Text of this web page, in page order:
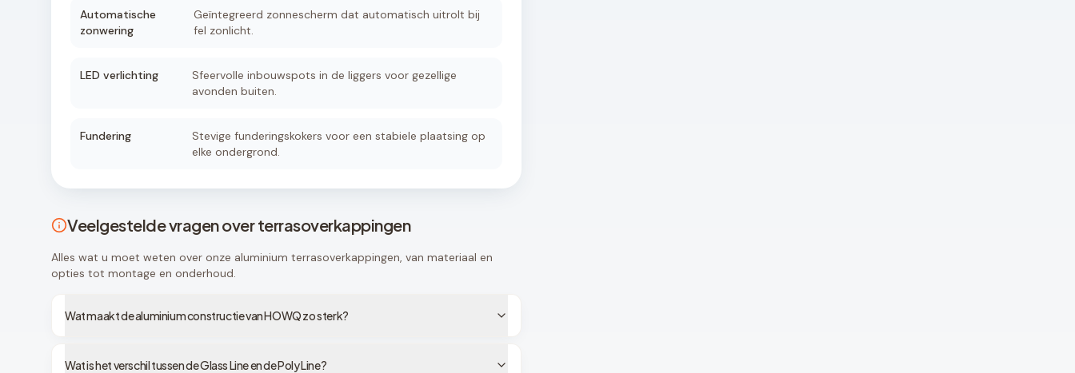
Automatische
zonwering
Geïntegreerd zonnescherm dat automatisch uitrolt bij
fel zonlicht.
LED verlichting
Sfeervolle inbouwspots in de liggers voor gezellige
avonden buiten.
Fundering
Stevige funderingskokers voor een stabiele plaatsing op
elke ondergrond.
Veelgestelde vragen over terrasoverkappingen
Alles wat u moet weten over onze aluminium terrasoverkappingen, van materiaal en
opties tot montage en onderhoud.
Wat maakt de aluminium constructie van HOWQ zo sterk?
Wat is het verschil tussen de Glass Line en de Poly Line?